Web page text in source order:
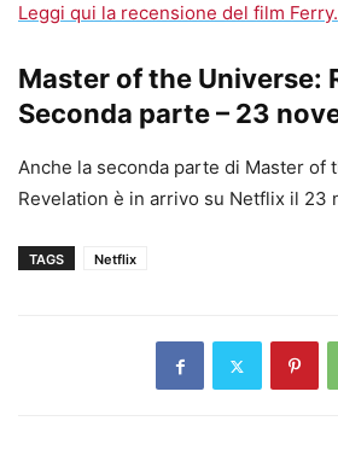
Leggi qui la recensione del film Ferry.
Master of the Universe:
Seconda parte – 23
Anche la seconda parte di Master of
Revelation è in arrivo su Netflix il 23
TAGS Netflix